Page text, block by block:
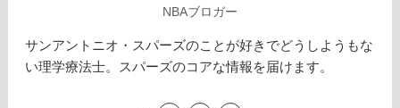
NBAブロガー
サンアントニオ・スパーズのことが好きでどうしようもな
い理学療法士。スパーズのコアな情報を届けます。